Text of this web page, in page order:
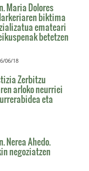
Maria Dolores
biktima
emateari
betetzen
06/18
Zerbitzu
arloko neurriei
eta
Nerea Ahedo.
negoziatzen